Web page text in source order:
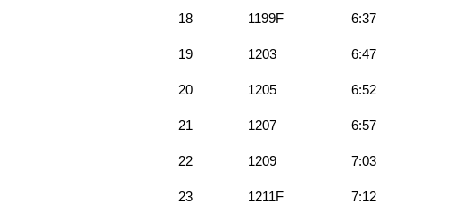
18 1199F 6:37
19 1203 6:47
20 1205 6:52
21 1207 6:57
22 1209 7:03
23 1211F 7:12